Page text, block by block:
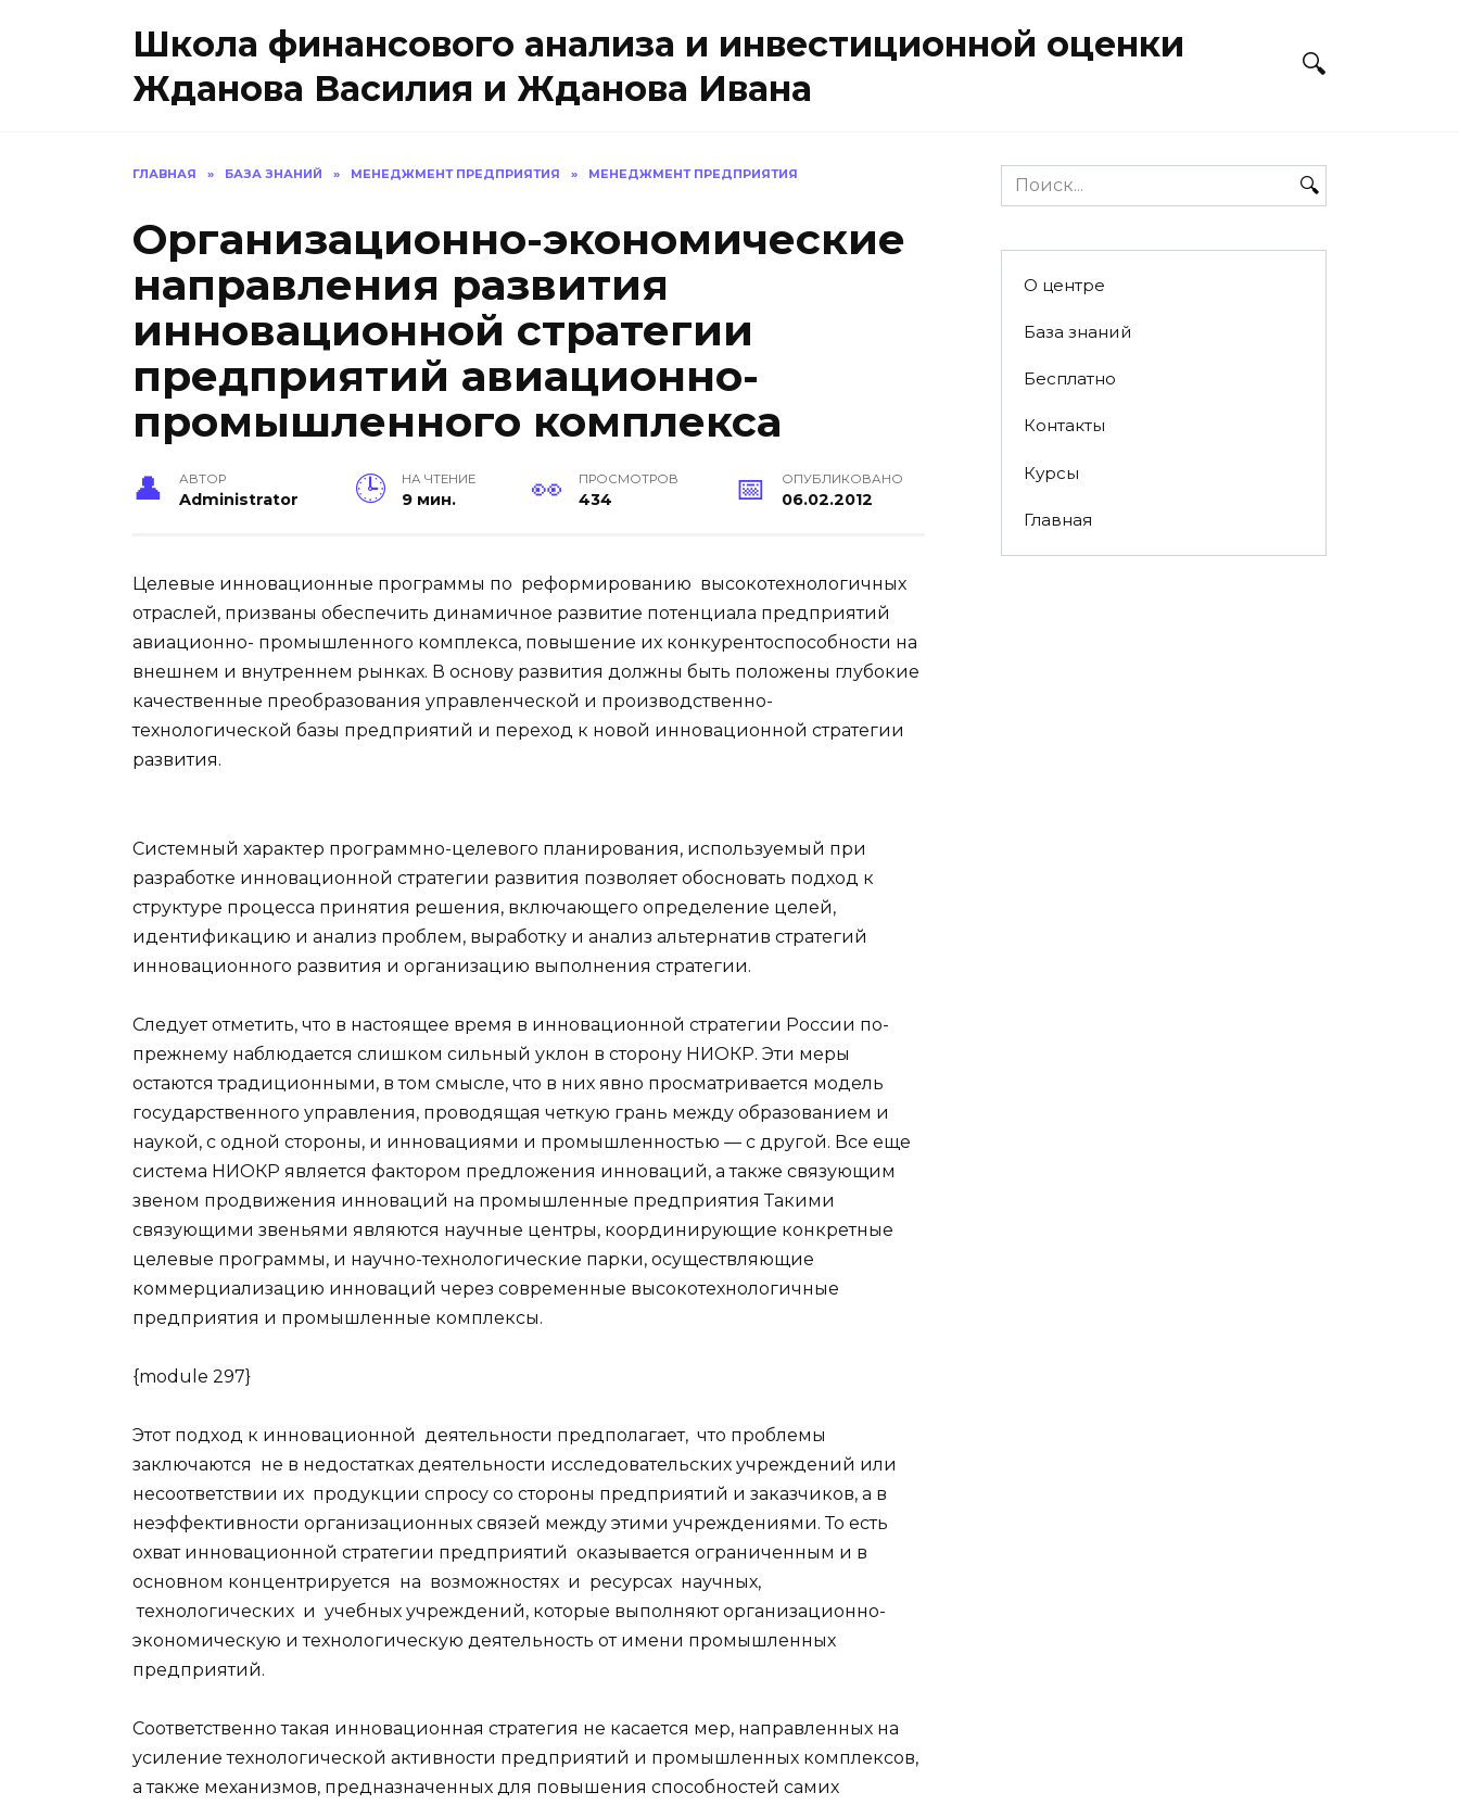
Школа финансового анализа и инвестиционной оценки
Жданова Василия и Жданова Ивана
ГЛАВНАЯ » БАЗА ЗНАНИЙ » МЕНЕДЖМЕНТ ПРЕДПРИЯТИЯ » МЕНЕДЖМЕНТ ПРЕДПРИЯТИЯ
Организационно-экономические
направления развития
инновационной стратегии
предприятий авиационно-
промышленного комплекса
АВТОР
Administrator
НА ЧТЕНИЕ
9 мин.
ПРОСМОТРОВ
434
ОПУБЛИКОВАНО
06.02.2012
Целевые инновационные программы по реформированию высокотехнологичных
отраслей, призваны обеспечить динамичное развитие потенциала предприятий
авиационно- промышленного комплекса, повышение их конкурентоспособности на
внешнем и внутреннем рынках. В основу развития должны быть положены глубокие
качественные преобразования управленческой и производственно-
технологической базы предприятий и переход к новой инновационной стратегии
развития.
Системный характер программно-целевого планирования, используемый при
разработке инновационной стратегии развития позволяет обосновать подход к
структуре процесса принятия решения, включающего определение целей,
идентификацию и анализ проблем, выработку и анализ альтернатив стратегий
инновационного развития и организацию выполнения стратегии.
Следует отметить, что в настоящее время в инновационной стратегии России по-
прежнему наблюдается слишком сильный уклон в сторону НИОКР. Эти меры
остаются традиционными, в том смысле, что в них явно просматривается модель
государственного управления, проводящая четкую грань между образованием и
наукой, с одной стороны, и инновациями и промышленностью — с другой. Все еще
система НИОКР является фактором предложения инноваций, а также связующим
звеном продвижения инноваций на промышленные предприятия Такими
связующими звеньями являются научные центры, координирующие конкретные
целевые программы, и научно-технологические парки, осуществляющие
коммерциализацию инноваций через современные высокотехнологичные
предприятия и промышленные комплексы.
{module 297}
Этот подход к инновационной деятельности предполагает, что проблемы
заключаются не в недостатках деятельности исследовательских учреждений или
несоответствии их продукции спросу со стороны предприятий и заказчиков, а в
неэффективности организационных связей между этими учреждениями. То есть
охват инновационной стратегии предприятий оказывается ограниченным и в
основном концентрируется на возможностях и ресурсах научных,
технологических и учебных учреждений, которые выполняют организационно-
экономическую и технологическую деятельность от имени промышленных
предприятий.
Соответственно такая инновационная стратегия не касается мер, направленных на
усиление технологической активности предприятий и промышленных комплексов,
а также механизмов, предназначенных для повышения способностей самих
Search
for:
О центре
База знаний
Бесплатно
Контакты
Курсы
Главная